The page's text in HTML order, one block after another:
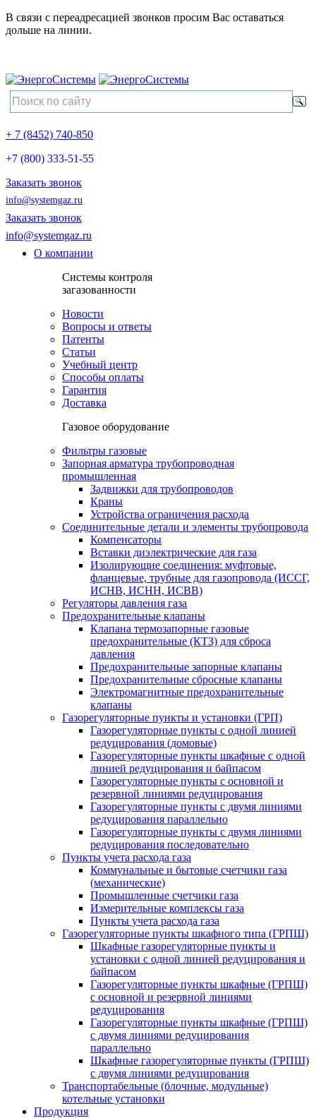
В связи с переадресацией звонков просим Вас оставаться
дольше на линии.
+ 7 (8452) 740-850
+7 (800) 333-51-55
Заказать звонок
info@systemgaz.ru
Заказать звонок
info@systemgaz.ru
О компании
Системы контроля
загазованности
Новости
Вопросы и ответы
Патенты
Статьи
Учебный центр
Способы оплаты
Гарантия
Доставка
Газовое оборудование
Фильтры газовые
Запорная арматура трубопроводная
промышленная
Задвижки для трубопроводов
Краны
Устройства ограничения расхода
Соединительные детали и элементы трубопровода
Компенсаторы
Вставки диэлектрические для газа
Изолирующие соединения: муфтовые,
фланцевые, трубные для газопровода (ИССГ,
ИСНВ, ИСНН, ИСВВ)
Регуляторы давления газа
Предохранительные клапаны
Клапана термозапорные газовые
предохранительные (КТЗ) для сброса
давления
Предохранительные запорные клапаны
Предохранительные сбросные клапаны
Электромагнитные предохранительные
клапаны
Газорегуляторные пункты и установки (ГРП)
Газорегуляторные пункты с одной линией
редуцирования (домовые)
Газорегуляторные пункты шкафные с одной
линией редуцирования и байпасом
Газорегуляторные пункты с основной и
резервной линиями редуцирования
Газорегуляторные пункты с двумя линиями
редуцирования параллельно
Газорегуляторные пункты с двумя линиями
редуцирования последовательно
Пункты учета расхода газа
Коммунальные и бытовые счетчики газа
(механические)
Промышленные счетчики газа
Измерительные комплексы газа
Пункты учета расхода газа
Газорегуляторные пункты шкафного типа (ГРПШ)
Шкафные газорегуляторные пункты и
установки c одной линией редуцирования и
байпасом
Газорегуляторные пункты шкафные (ГРПШ)
с основной и резервной линиями
редуцирования
Газорегуляторные пункты шкафные (ГРПШ)
с двумя линиями редуцирования
параллельно
Шкафные газорегуляторные пункты (ГРПШ)
c двумя линиями редуцирования
Транспортабельные (блочные, модульные)
котельные установки
Продукция